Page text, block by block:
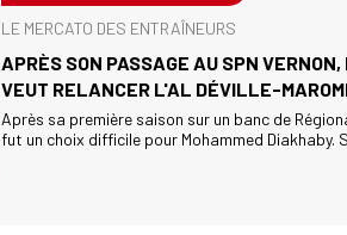
LE MERCATO DES ENTRAÎNEURS
APRÈS SON PASSAGE AU SPN VERNON,
VEUT RELANCER L'AL DÉVILLE-
Après sa première saison sur un banc de
fut un choix difficile pour Mohammed Diakhaby.